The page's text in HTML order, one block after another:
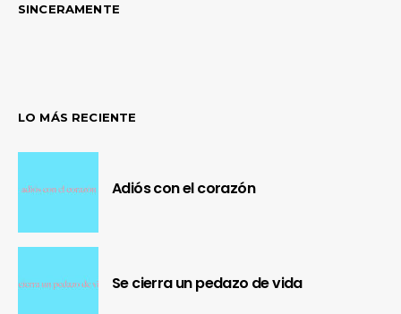
SINCERAMENTE
LO MÁS RECIENTE
Adiós con el corazón
Se cierra un pedazo de vida